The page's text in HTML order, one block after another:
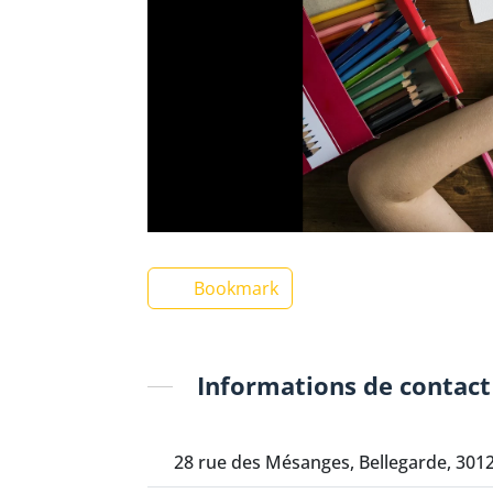
Bookmark
Informations de contact
28 rue des Mésanges, Bellegarde,